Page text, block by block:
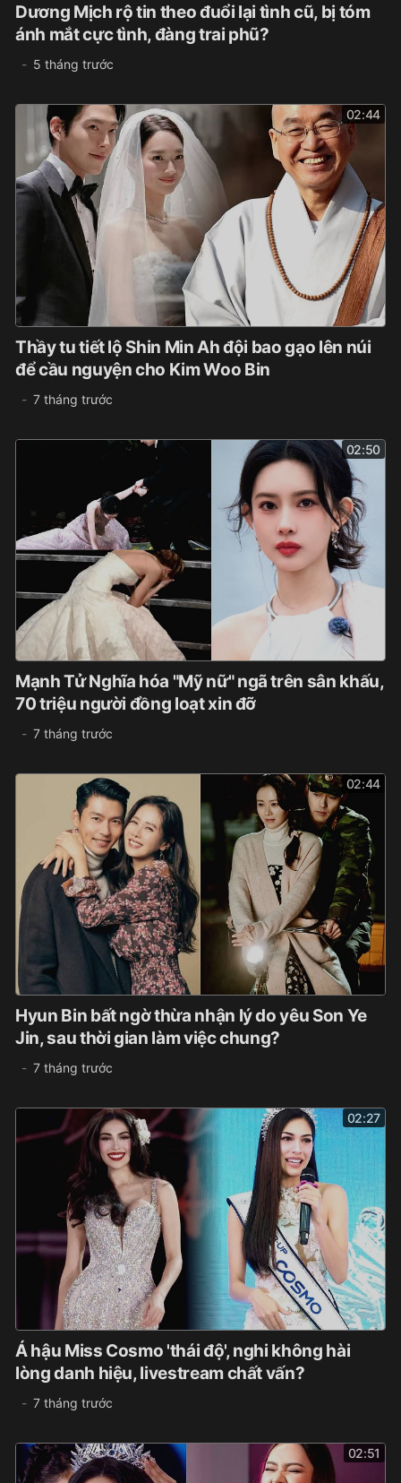
Dương Mịch rộ tin theo đuổi lại tình cũ, bị tóm
ánh mắt cực tình, đàng trai phũ?
5 tháng trước
02:44
Thầy tu tiết lộ Shin Min Ah đội bao gạo lên núi
để cầu nguyện cho Kim Woo Bin
7 tháng trước
02:50
Mạnh Tử Nghĩa hóa "Mỹ nữ" ngã trên sân khấu,
70 triệu người đồng loạt xin đỡ
7 tháng trước
02:44
Hyun Bin bất ngờ thừa nhận lý do yêu Son Ye
Jin, sau thời gian làm việc chung?
7 tháng trước
02:27
Á hậu Miss Cosmo 'thái độ', nghi không hài
lòng danh hiệu, livestream chất vấn?
7 tháng trước
02:51